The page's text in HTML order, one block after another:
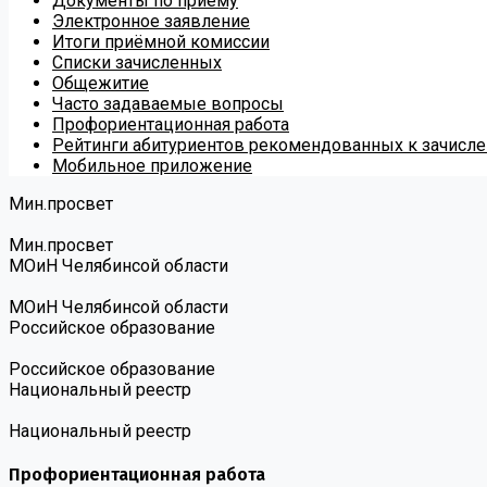
Электронное заявление
Итоги приёмной комиссии
Списки зачисленных
Общежитие
Часто задаваемые вопросы
Профориентационная работа
Рейтинги абитуриентов рекомендованных к
Мобильное приложение
Мин.просвет
Мин.просвет
МОиН Челябинсой области
МОиН Челябинсой области
Российское образование
Российское образование
Национальный реестр
Национальный реестр
Профориентационная работа